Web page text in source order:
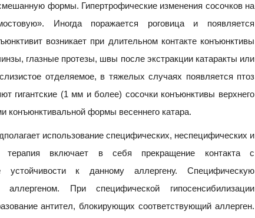
формы. Гипертрофические изменения сосочков на
Иногда поражается роговица и появляется
возникает при длительном контакте конъюнктивы
глазные протезы, швы после экстракции катаракты или
отделяемое, в тяжелых случаях появляется птоз
гигантские (1 мм и более) сосочки конъюнктивы верхнего
конъюнктивальной формы весеннего катара.
использование специфических, неспецифических и
терапия включает в себя прекращение контакта с
к данному аллергену. Специфическую
При специфической гипосенсибилизации
антител, блокирующих соответствующий аллерген.